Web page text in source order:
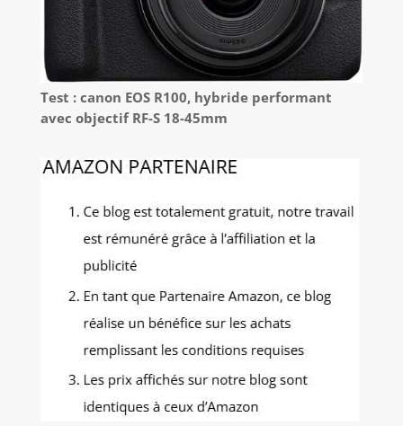
Test : canon EOS R100, hybride performant
avec objectif RF-S 18-45mm